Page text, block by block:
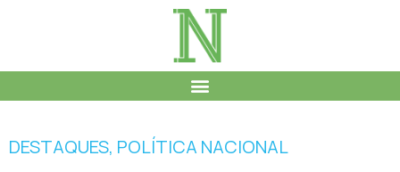
DESTAQUES, POLÍTICA NACIONAL